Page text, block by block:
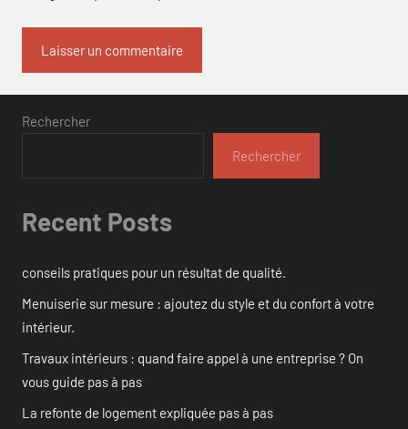
Rechercher
Rechercher
Recent Posts
conseils pratiques pour un résultat de qualité.
Menuiserie sur mesure : ajoutez du style et du confort à votre
intérieur.
Travaux intérieurs : quand faire appel à une entreprise ? On
vous guide pas à pas
La refonte de logement expliquée pas à pas